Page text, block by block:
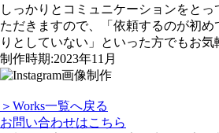
しっかりとコミュニケーションをと
ただきますので、「依頼するのが初め
りとしていない」といった方でもお気
制作時期:2023年11月
＞Works一覧へ戻る
お問い合わせはこちら